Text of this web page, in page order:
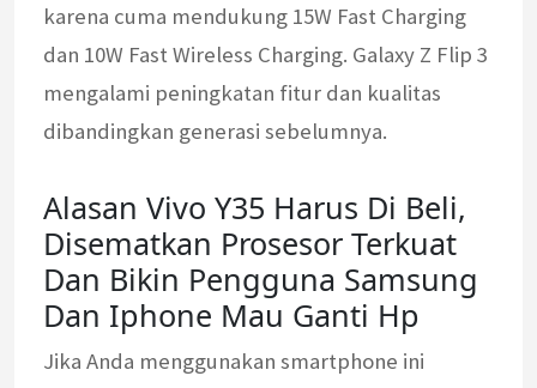
karena cuma mendukung 15W Fast Charging
dan 10W Fast Wireless Charging. Galaxy Z Flip 3
mengalami peningkatan fitur dan kualitas
dibandingkan generasi sebelumnya.
Alasan Vivo Y35 Harus Di Beli,
Disematkan Prosesor Terkuat
Dan Bikin Pengguna Samsung
Dan Iphone Mau Ganti Hp
Jika Anda menggunakan smartphone ini